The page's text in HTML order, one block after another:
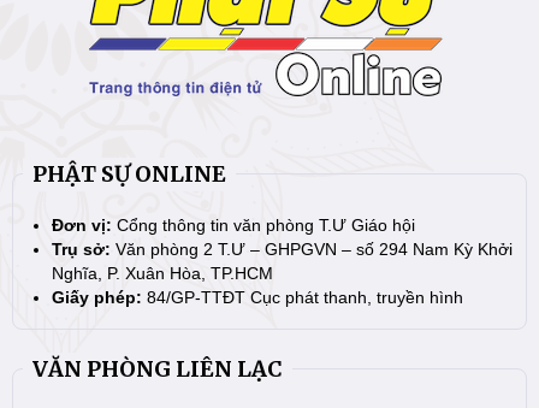
PHẬT SỰ ONLINE
Đơn vị: Cổng thông tin văn phòng T.Ư Giáo hội
Trụ sở: Văn phòng 2 T.Ư – GHPGVN – số 294 Nam Kỳ Khởi
Nghĩa, P. Xuân Hòa, TP.HCM
Giấy phép: 84/GP-TTĐT Cục phát thanh, truyền hình
VĂN PHÒNG LIÊN LẠC